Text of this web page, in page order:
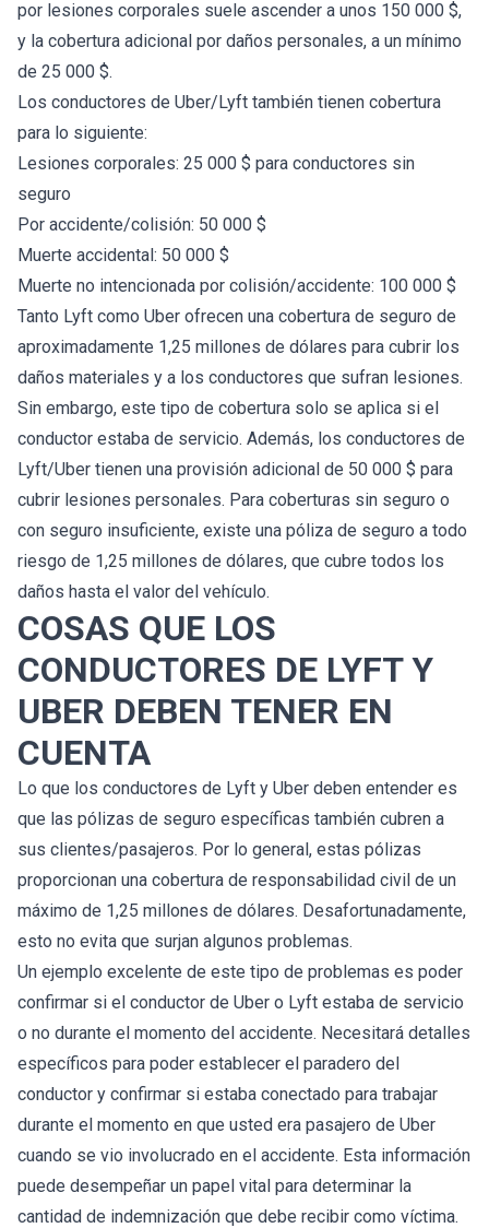
por lesiones corporales suele ascender a unos 150 000 $,
y la cobertura adicional por daños personales, a un mínimo
de 25 000 $.
Los conductores de Uber/Lyft también tienen cobertura
para lo siguiente:
Lesiones corporales: 25 000 $ para conductores sin
seguro
Por accidente/colisión: 50 000 $
Muerte accidental: 50 000 $
Muerte no intencionada por colisión/accidente: 100 000 $
Tanto Lyft como Uber ofrecen una cobertura de seguro de
aproximadamente 1,25 millones de dólares para cubrir los
daños materiales y a los conductores que sufran lesiones.
Sin embargo, este tipo de cobertura solo se aplica si el
conductor estaba de servicio. Además, los conductores de
Lyft/Uber tienen una provisión adicional de 50 000 $ para
cubrir lesiones personales. Para coberturas sin seguro o
con seguro insuficiente, existe una póliza de seguro a todo
riesgo de 1,25 millones de dólares, que cubre todos los
daños hasta el valor del vehículo.
COSAS QUE LOS
CONDUCTORES DE LYFT Y
UBER DEBEN TENER EN
CUENTA
Lo que los conductores de Lyft y Uber deben entender es
que las pólizas de seguro específicas también cubren a
sus clientes/pasajeros. Por lo general, estas pólizas
proporcionan una cobertura de responsabilidad civil de un
máximo de 1,25 millones de dólares. Desafortunadamente,
esto no evita que surjan algunos problemas.
Un ejemplo excelente de este tipo de problemas es poder
confirmar si el conductor de Uber o Lyft estaba de servicio
o no durante el momento del accidente. Necesitará detalles
específicos para poder establecer el paradero del
conductor y confirmar si estaba conectado para trabajar
durante el momento en que usted era pasajero de Uber
cuando se vio involucrado en el accidente. Esta información
puede desempeñar un papel vital para determinar la
cantidad de indemnización que debe recibir como víctima.